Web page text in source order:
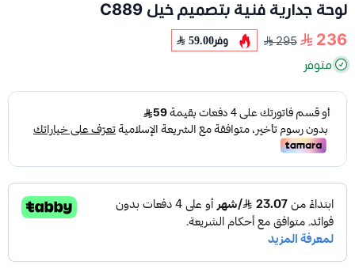
لوحة جدارية فنية بتصميم خيل C889
236
295 وفر59.00
متوفر